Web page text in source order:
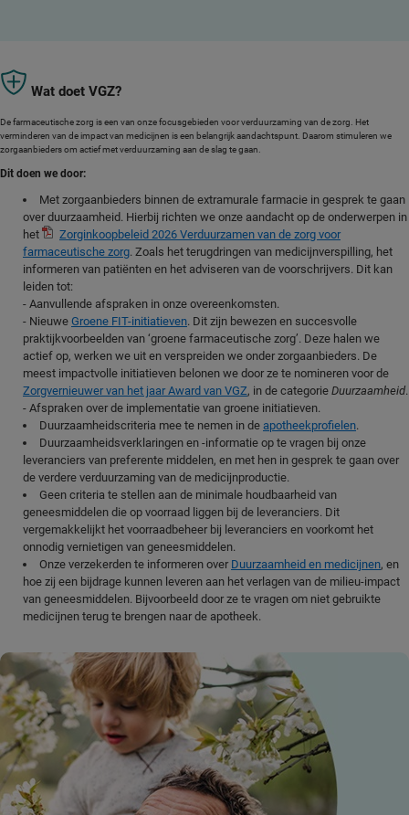
Wat doet VGZ?
De farmaceutische zorg is een van onze focusgebieden voor verduurzaming van de zorg. Het
verminderen van de impact van medicijnen is een belangrijk aandachtspunt. Daarom stimuleren we
zorgaanbieders om actief met verduurzaming aan de slag te gaan.
Dit doen we door:
Met zorgaanbieders binnen de extramurale farmacie in gesprek te gaan
over duurzaamheid. Hierbij richten we onze aandacht op de onderwerpen in
het
Zorginkoopbeleid 2026 Verduurzamen van de zorg voor
farmaceutische zorg. Zoals het terugdringen van medicijnverspilling, het
informeren van patiënten en het adviseren van de voorschrijvers. Dit kan
leiden tot:
- Aanvullende afspraken in onze overeenkomsten.
- Nieuwe Groene FIT-initiatieven. Dit zijn bewezen en succesvolle
praktijkvoorbeelden van ‘groene farmaceutische zorg’. Deze halen we
actief op, werken we uit en verspreiden we onder zorgaanbieders. De
meest impactvolle initiatieven belonen we door ze te nomineren voor de
Zorgvernieuwer van het jaar Award van VGZ, in de categorie Duurzaamheid.
- Afspraken over de implementatie van groene initiatieven.
Duurzaamheidscriteria mee te nemen in de apotheekprofielen.
Duurzaamheidsverklaringen en -informatie op te vragen bij onze
leveranciers van preferente middelen, en met hen in gesprek te gaan over
de verdere verduurzaming van de medicijnproductie.
Geen criteria te stellen aan de minimale houdbaarheid van
geneesmiddelen die op voorraad liggen bij de leveranciers. Dit
vergemakkelijkt het voorraadbeheer bij leveranciers en voorkomt het
onnodig vernietigen van geneesmiddelen.
Onze verzekerden te informeren over Duurzaamheid en medicijnen, en
hoe zij een bijdrage kunnen leveren aan het verlagen van de milieu-impact
van geneesmiddelen. Bijvoorbeeld door ze te vragen om niet gebruikte
medicijnen terug te brengen naar de apotheek.